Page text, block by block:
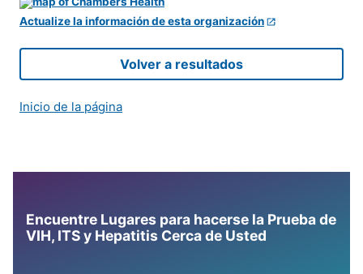
Actualize la información de esta organización
Volver a resultados
Inicio de la página
Encuentre Lugares para hacerse la Prueba de
VIH, ITS y Hepatitis Cerca de Usted